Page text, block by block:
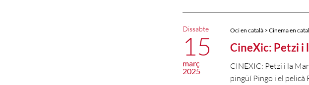
Oci en català > Cinema en
CineXic: Petzi i
CINEXIC: Petzi i la
pingüí Pingo i el pelicà
Dissabte
15
març
2025